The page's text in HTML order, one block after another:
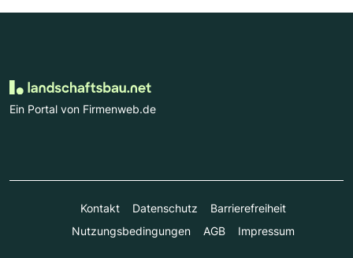
Ein Portal von Firmenweb.de
Kontakt Datenschutz
Barrierefreiheit
Nutzungsbedingungen
AGB Impressum